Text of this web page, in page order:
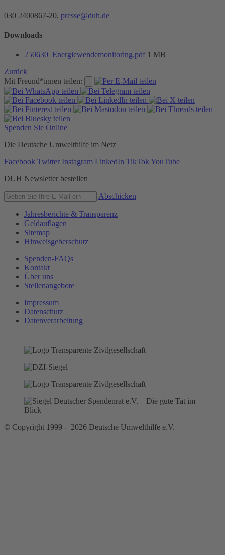
030 2400867-20, presse@duh.de
Downloads
250630_Energiewendemonitoring.pdf 1 MB
Zurück
Mit Freund*innen teilen:
Spenden Sie Online
Die Deutsche Umwelthilfe im Netz
Facebook Twitter Instagram LinkedIn TikTok YouTube
DUH Newsletter bestellen
Abschicken
Jahresberichte & Transparenz
Geldauflagen
Sitemap
Hinweisgeberschutz
Spenden-FAQs
Kontakt
Über uns
Stellenangebote
Impressum
Datenschutz
Datenverarbeitung
© Copyright 1999 - 2026 Deutsche Umwelthilfe e.V.